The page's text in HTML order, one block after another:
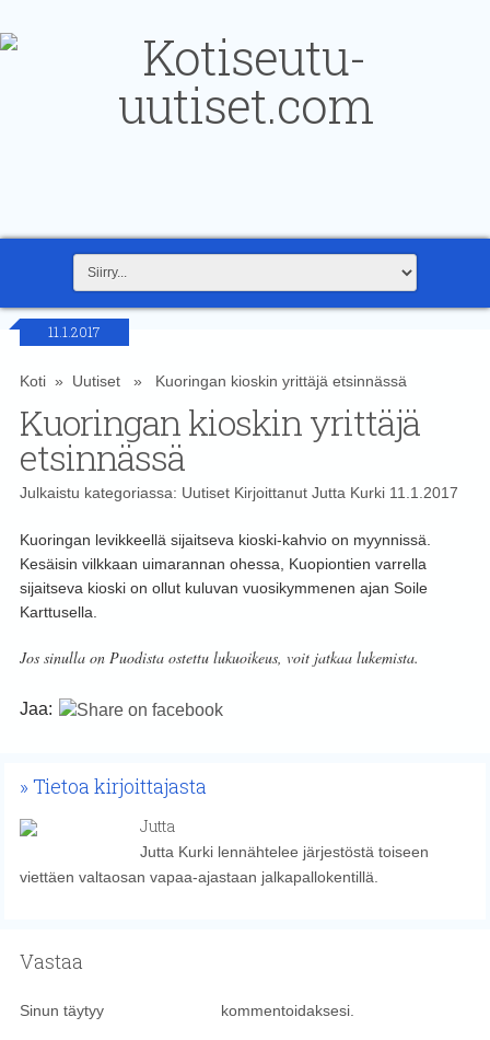
11.1.2017
Koti» Uutiset» Kuoringan kioskin yrittäjä etsinnässä
Kuoringan kioskin yrittäjä
etsinnässä
Julkaistu kategoriassa: UutisetKirjoittanut Jutta Kurki11.1.2017
Kuoringan levikkeellä sijaitseva kioski-kahvio on myynnissä.
Kesäisin vilkkaan uimarannan ohessa, Kuopiontien varrella
sijaitseva kioski on ollut kuluvan vuosikymmenen ajan Soile
Karttusella.
Jos sinulla on Puodista ostettu lukuoikeus, voit jatkaa lukemista.
Jaa:
Tietoa kirjoittajasta
Jutta
Jutta Kurki lennähtelee järjestöstä toiseen
viettäen valtaosan vapaa-ajastaan jalkapallokentillä.
Vastaa
Sinun täytyy kommentoidaksesi.